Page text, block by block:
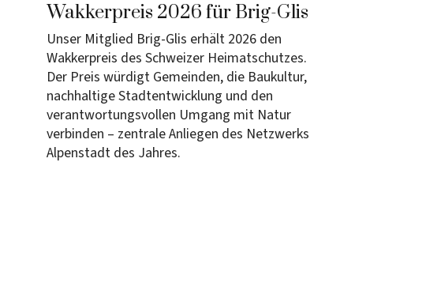
Wakkerpreis 2026 für Brig-Glis
Unser Mitglied Brig-Glis erhält 2026 den
Wakkerpreis des Schweizer Heimatschutzes.
Der Preis würdigt Gemeinden, die Baukultur,
nachhaltige Stadtentwicklung und den
verantwortungsvollen Umgang mit Natur
verbinden – zentrale Anliegen des Netzwerks
Alpenstadt des Jahres.